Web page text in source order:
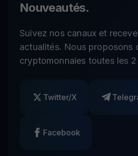
Nouveautés.
Suivez nos canaux et
actualités. Nous proposons
cryptomonnaies toutes les 2
Twitter/X
Facebook